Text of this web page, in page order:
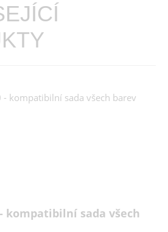
- kompatibilní sada všech